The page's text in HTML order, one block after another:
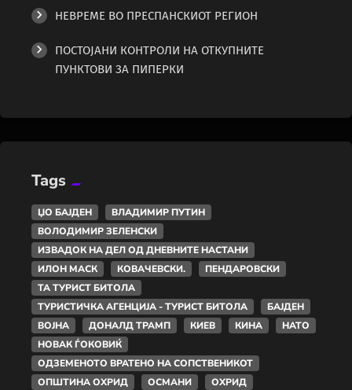
НЕВРЕМЕ ВО ПРЕСПАНСКИОТ РЕГИОН
ПОСТОЈАНИ КОНТРОЛИ НА ОТКУПНИТЕ
ПУНКТОВИ ЗА ПИПЕРКИ
Tags
ЏО БАЈДЕН
ВЛАДИМИР ПУТИН
ВОЛОДИМИР ЗЕЛЕНСКИ
ИЗВАДОК НА ДЕЛ ОД ДНЕВНИТЕ НАСТАНИ
ИЛОН МАСК
КОВАЧЕВСКИ.
ПЕНДАРОВСКИ
ТА ТУРИСТ БИТОЛА
ТУРИСТИЧКА АГЕНЦИЈА - ТУРИСТ БИТОЛА
БАЈДЕН
ВОЈНА
ДОНАЛД ТРАМП КИЕВ КИНА
НАТО
НОВАК ЃОКОВИЌ
ОДЗЕМЕНОТО ВРАТЕНО НА СОПСТВЕНИКОТ
ОПШТИНА ОХРИД
ОСМАНИ
ОХРИД